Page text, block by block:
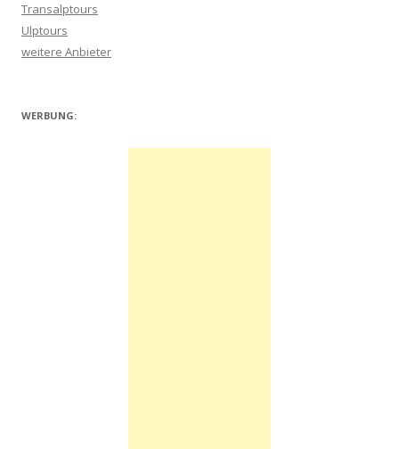
Transalptours
Ulptours
weitere Anbieter
WERBUNG: